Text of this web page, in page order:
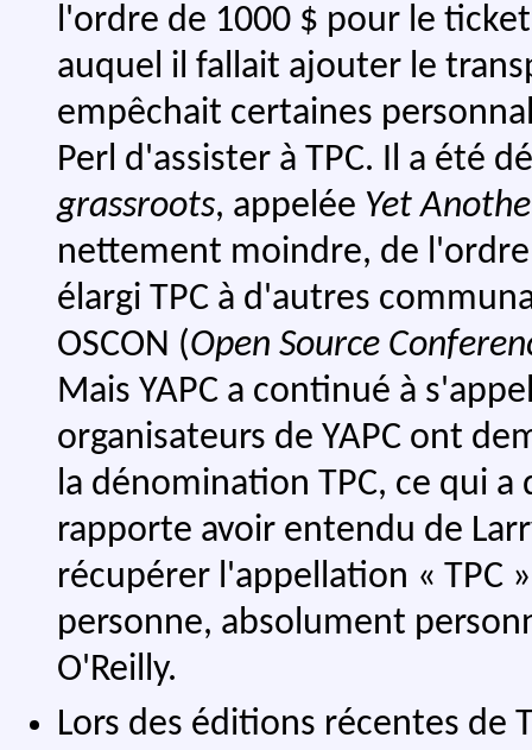
l'ordre de 1000 $ pour le
auquel il fallait ajouter le
empêchait certaines
Perl d'assister à TPC. Il a été
grassroots, appelée Yet
nettement moindre, de l'ordre
élargi TPC à d'autres
OSCON (Open Source
Mais YAPC a continué à
organisateurs de YAPC ont
la dénomination TPC, ce qui
rapporte avoir entendu de
récupérer l'appellation « TPC
personne, absolument
O'Reilly.
Lors des éditions récentes de